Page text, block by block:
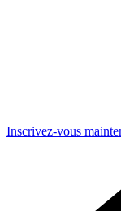
Inscrivez-vous